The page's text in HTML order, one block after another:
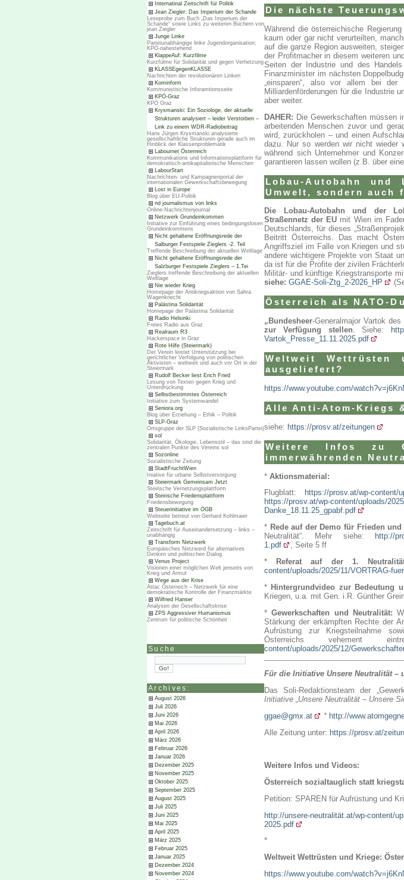
Internatinal Zeitschrift für Politik
Jean Ziegler: Das Imperium der Schande
Leseprobe zum Buch „Das Imperium der
Schande“ sowie Links zu weiteren Büchern von
jean Ziegler
Junge Linke
Parteiunabhängige linke Jugendorganisation;
KPÖ-nahestehend
KlappeAuf: Kurzfilme
Kurzfülme für Solidarität und gegen Verhetzung
KLASSEgegenKLASSE
Nachrichten der revolutionären Linken
Kominform
Kommunistische Inforamtionsseite
KPÖ-Graz
KPÖ Graz
Krysmanski: Ein Soziologe, der aktuelle
Strukturen analysiert – leider Verstorben –
Link zu einem WDR-Radiobeitrag
Hans Jürgen Krysmanski analysierte
gesellschaftliche Strukturen gerade auch im
Hinblick der Klassenproblematik
Labournet Österreich
Kommunikations und Informationsplattform für
demokratisch-antikapitalistische Menschen
LabourStart
Nachrichten- und Kampagnenportal der
internationalen Gewerkschaftsbewegung
Lost in Europe
Blog über EU-Politik
nd journalismus von links
Online-Nachrichtenjournal
Netzwerk Grundeinkommen
Initiative zur Einführung eines bedingungslosen
Grundeinkommens
Nicht gehaltene Eröffnungsrede der
Salburger Festspiele Zieglers -2. Teil
Treffende Beschreibung der aktuellen Weltlage
Nicht gehaltene Eröffnungsrede der
Salzburger Festspiele Zieglers – 1.Tei
Zieglers treffende Beschreibung der aktuellen
Weltlage
Nie wieder Krieg
Homepage der Antikriegsaktion von Sahra
Wagenknecht
Palästina Solidarität
Homepage der Palästina Solidarität
Radio Helsinki
Freies Radio aus Graz
Realraum R3
Hackerspace in Graz
Rote Hilfe (Steiermark)
Der Verein leistet Unterstützung bei
gerichtlicher Verfolgung von politischen
Aktivisten – weltweit und auch vor Ort in der
Steiermark
Rudolf Becker liest Erich Fried
Lesung von Texten gegen Krieg und
Unterdrückung
Selbstbestimmtes Österreich
Initiative zum Systemwandel
Seniora.org
Blog über Erziehung – Ethik – Politik
SLP-Graz
Ortsgruppe der SLP (Sozialistische LinksPartei)
sol
Solidarität, Ökologie, Lebensstil – das sind die
zentralen Punkte des Vereins sol
Sozonline
Sozialistische Zeitung
StadtFruchtWien
Iniative für urbane Selbstversorgung
Steiermark Gemeinsam Jetzt
Steirische Vernetzungsplattform
Steirische Friedensplattform
Friedensbewegung
Steuerinitiative im ÖGB
Webseite betreut von Gerhard Kohlmaier
Tagebuch.at
Zeitschrift für Auseinandersetzung – links –
unabhängig
Transform Netzwerk
Europäisches Netzwerd für alternatives
Denken und politischen Dialog
Venus Project
Visionen einer möglichen Welt jenseits von
Krieg und Armut
Wege aus der Krise
Attac Österreich – Netzwerk für eine
demokratische Kontrolle der Finanzmärkte
Wilfried Hanser
Analysen der Gesellschaftskrise
ZPS Aggressiver Humanismus
Zentrum für politische Schönheit
Suche
Archives:
August 2026
Juli 2026
Juni 2026
Mai 2026
April 2026
März 2026
Februar 2026
Januar 2026
Dezember 2025
November 2025
Oktober 2025
September 2025
August 2025
Juli 2025
Juni 2025
Mai 2025
April 2025
März 2025
Februar 2025
Januar 2025
Dezember 2024
November 2024
Die nächste
Während die österreichische
kaum oder gar nicht verurteilten,
auf die ganze Region ausweiten,
der Profitmacher in diesem weiteren
Seiten der Industrie und des
Finanzminister im nächsten
„einsparen“, also vor allem bei der
Milliardenförderungen für die Industrie
aber weiter.
DAHER: Die Gewerkschaften müssen
arbeitenden Menschen zuvor und
wird, zurückholen – und einen
dazu. Nur so werden wir nicht wieder
während sich Unternehmer und
garantieren lassen wollen (z.B. über
Lobau-Autobahn
Umwelt, sondern auch
Die Lobau-Autobahn und der
Straßennetz der EU mit Wien im
Deutschlands, für dieses
Beitritt Österreichs. Das macht
Angriffsziel im Falle von Kriegen und
andere wichtigere Projekte von Staat
da ist für die Profite der zivilen
Militär- und künftige Kriegstransporte
siehe: GGAE-Soli-Ztg_2-2026_HP
Österreich als NATO-
„Bundesheer-Generalmajor Vartok des
zur Verfügung stellen. Siehe:
Vartok_Presse_11.11.2025.pdf
Weltweit
ausgeliefert?
https://www.youtube.com/
Alle Anti-Atom-Kriegs
siehe: https://prosv.at/zeitungen
Weitere Infos zu
immerwährenden
* Aktionsmaterial:
Flugblatt:
https://prosv.at/wp-content/
https://prosv.at/wp-content/uploads/
Danke_18.11.25_gpabf.pdf
* Rede auf der Demo für Frieden
Neutralität“. Mehr siehe:
http://
1.pdf
, Seite 5 ff
*
Referat auf der 1.
content/uploads/2025/11/VORTRAG-
* Hintergrundvideo zur Bedeutung
Kriegen, u.a. mit Gen. i.R. Günther
*Gewerkschaften und Neutralität:
Stärkung der erkämpften Rechte der
Aufrüstung zur Kriegsteilnahme
Österreichs vehement
content/uploads/2025/12/
Für die Initiative Unsere Neutralität –
Das Soli-Redaktionsteam der
Initiative „Unsere Neutralität – Unsere
ggae@gmx.at
* http://
Alle Zeitung unter: https://prosv.at/
Weitere Infos und Videos:
Österreich sozialtauglich statt
Petition: SPAREN für Aufrüstung und
http://unsere-neutralität.at/wp-content/
2025.pdf
*
Weltweit Wettrüsten und Kriege:
https://www.youtube.com/